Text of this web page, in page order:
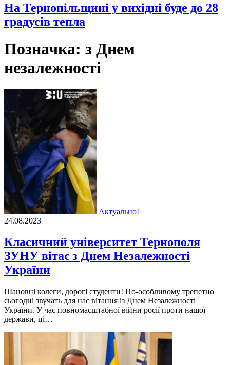
На Тернопільщині у вихідні буде до 28
градусів тепла
Позначка: з Днем
незалежності
Актуально!
24.08.2023
Класичний університет Тернополя
ЗУНУ вітає з Днем Незалежності
України
Шановні колеги, дорогі студенти! По-особливому трепетно
сьогодні звучать для нас вітання із Днем Незалежності
України. У час повномасштабної війни росії проти нашої
держави, ці…